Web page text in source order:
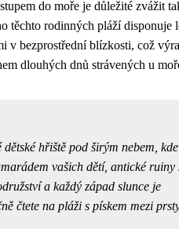
do moře je důležité zvážit
těchto rodinných pláží disponuje
v bezprostřední blízkosti, což
dlouhých dnů strávených u
hřiště pod širým nebem,
vašich dětí, antické ruiny
a každý západ slunce je
čtete na pláži s pískem mezi